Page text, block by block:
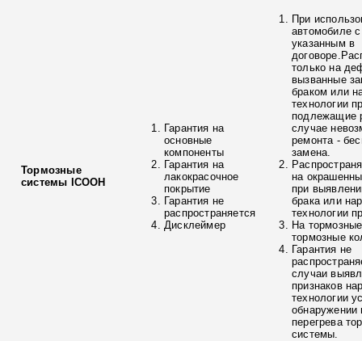
Тормозные
системы ICOOH
Гарантия на
основные
компоненты
Гарантия на
лакокрасочное
покрытие
Гарантия не
распространяется
Дисклеймер
При
автомобиле
указанным в
только на
вызванные
браком или
технологии
подлежащие
случае
ремонта -
замена.
на
при
брака или
технологии
На
тормозные
Гарантия не
случаи
признаков
технологии
обнаружении
перегрева
системы.